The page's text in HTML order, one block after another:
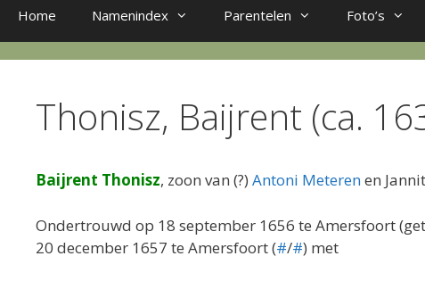
Home Namenindex Parentelen Foto’s
Thonisz, Baijrent (ca.
Baijrent Thonisz, zoon van (?) Antoni Meterenen
Ondertrouwd op 18 september 1656 te Amersfoort
20 december 1657 te Amersfoort (#/#) met